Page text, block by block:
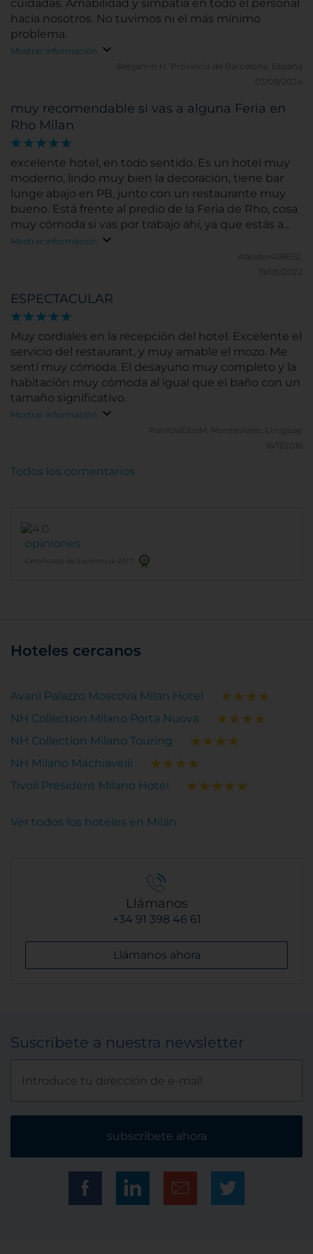
cuidadas. Amabilidad y simpatía en todo el personal
hacia nosotros. No tuvimos ni el más mínimo
problema.
Mostrar información
Benjamin H.
Provincia de Barcelona, España
03/09/2024
muy recomendable si vas a alguna Feria en
Rho Milan
excelente hotel, en todo sentido. Es un hotel muy
moderno, lindo muy bien la decoración, tiene bar
lunge abajo en PB, junto con un restaurante muy
bueno. Está frente al predio de la Feria de Rho, cosa
muy cómoda si vas por trabajo ahí, ya que estás a
pasos. La habitación y baños impecables y muy
Mostrar información
Wander428652.
19/05/2022
ESPECTACULAR
Muy cordiales en la recepción del hotel. Excelente el
servicio del restaurant, y muy amable el mozo. Me
sentí muy cómoda. El desayuno muy completo y la
habitación muy cómoda al igual que el baño con un
tamaño significativo.
Mostrar información
PatriciaElbaM. Montevideo, Uruguay
16/11/2016
opiniones
Certificado de Excelencia 2017
Todos los comentarios
Hoteles cercanos
Avani Palazzo Moscova Milan Hotel
NH Collection Milano Porta Nuova
NH Collection Milano Touring
NH Milano Machiavelli
Tivoli President Milano Hotel
Ver todos los hoteles en Milán
Llámanos
+34 91 398 46 61
Llámanos ahora
Suscríbete a nuestra newsletter
subscríbete ahora